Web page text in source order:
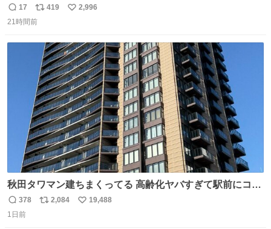
った
返
信
17
リ
ポ
ト
数
419
い
数
2,996
21時間前
秋田タワマン建ちまくってる 高齢化ヤバすぎて駅前にコン
パクトシティつくって高齢者を住ませる考えらしい 病院も
全部駅前にある
返
信
378
リ
2,084
い
19,488
1日前